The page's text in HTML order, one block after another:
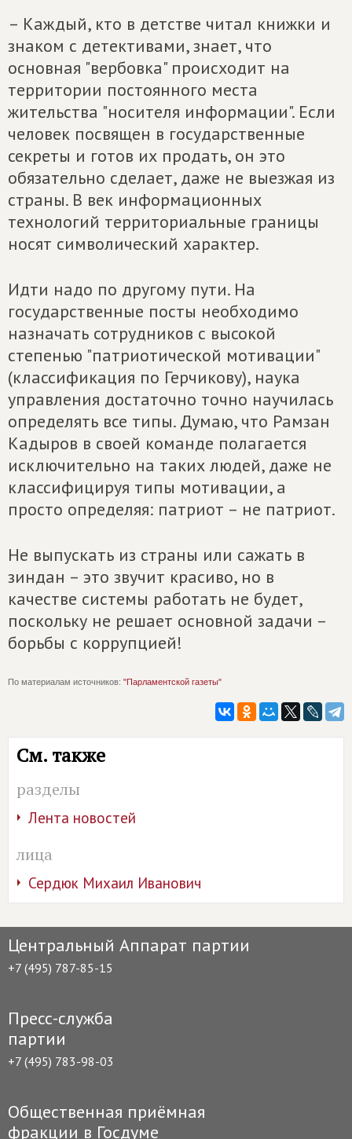
– Каждый, кто в детстве читал книжки и
знаком с детективами, знает, что
основная "вербовка" происходит на
территории постоянного места
жительства "носителя информации". Если
человек посвящен в государственные
секреты и готов их продать, он это
обязательно сделает, даже не выезжая из
страны. В век информационных
технологий территориальные границы
носят символический характер.
Идти надо по другому пути. На
государственные посты необходимо
назначать сотрудников с высокой
степенью "патриотической мотивации"
(классификация по Герчикову), наука
управления достаточно точно научилась
определять все типы. Думаю, что Рамзан
Кадыров в своей команде полагается
исключительно на таких людей, даже не
классифицируя типы мотивации, а
просто определяя: патриот – не патриот.
Не выпускать из страны или сажать в
зиндан – это звучит красиво, но в
качестве системы работать не будет,
поскольку не решает основной задачи –
борьбы с коррупцией!
По материалам источников: "Парламентской газеты"
См. также
разделы
Лента новостей
лица
Сердюк Михаил Иванович
Центральный Аппарат партии
+7 (495) 787-85-15
Пресс-служба
партии
+7 (495) 783-98-03
Общественная приёмная
фракции в Госдуме